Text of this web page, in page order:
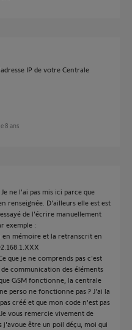
IP de votre Centrale
8 ans
ne l'ai pas mis ici parce que
renseignée. D'ailleurs elle est est
de l'écrire manuellement
exemple :
en mémoire et la retranscrit en
que je ne comprends pas c'est
communication des éléments
GSM fonctionne, la centrale
perso ne fonctionne pas ? J'ai la
créé et que mon code n'est pas
vous remercie vivement de
être un poil déçu, moi qui